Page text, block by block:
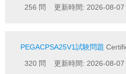
256 問 更新時間: 2026-08-07
PEGACPSA25V1試験問題
320 問 更新時間: 2026-08-07